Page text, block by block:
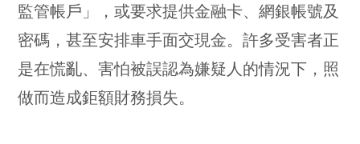
監管帳戶」，或要求提供金融卡、網銀帳號及
密碼，甚至安排車手面交現金。許多受害者正
是在慌亂、害怕被誤認為嫌疑人的情況下，照
做而造成鉅額財務損失。